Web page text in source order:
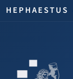
HEPHAESTUS